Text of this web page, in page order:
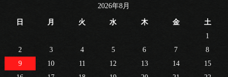
2026年8月
日 月 火 水 木 金
土
1
2
3 4 5 6 7
8
9
10 11 12 13 14
15